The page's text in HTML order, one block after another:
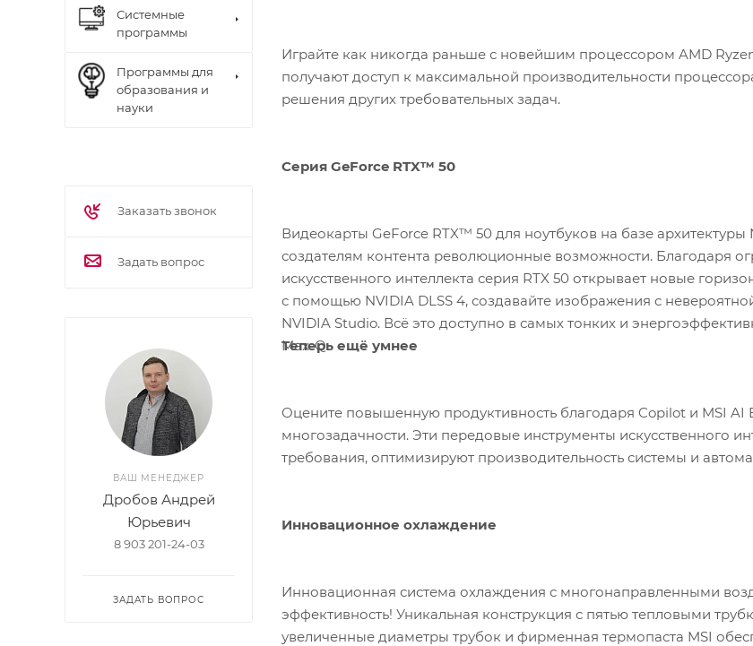
Играйте как никогда раньше с новейшим процессором AMD
получают доступ к максимальной производительности
решения других требовательных задач.
Серия GeForce RTX™ 50
Видеокарты GeForce RTX™ 50 для ноутбуков на базе
создателям контента революционные возможности. Благодаря
искусственного интеллекта серия RTX 50 открывает новые
с помощью NVIDIA DLSS 4, создавайте изображения с
NVIDIA Studio. Всё это доступно в самых тонких и
Max-Q.
Теперь ещё умнее
Оцените повышенную продуктивность благодаря Copilot и MSI
многозадачности. Эти передовые инструменты искусственного
требования, оптимизируют производительность системы и
Инновационное охлаждение
Инновационная система охлаждения с многонаправленными
эффективность! Уникальная конструкция с пятью тепловыми
увеличенные диаметры трубок и фирменная термопаста MSI
Системные
программы
Программы для
образования и
науки
Заказать звонок
Задать вопрос
ВАШ МЕНЕДЖЕР
Дробов Андрей
Юрьевич
8 903 201-24-03
ЗАДАТЬ ВОПРОС